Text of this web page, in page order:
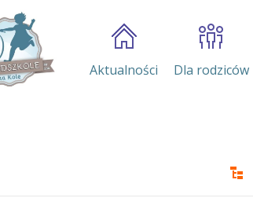
Aktualności Dla rodziców